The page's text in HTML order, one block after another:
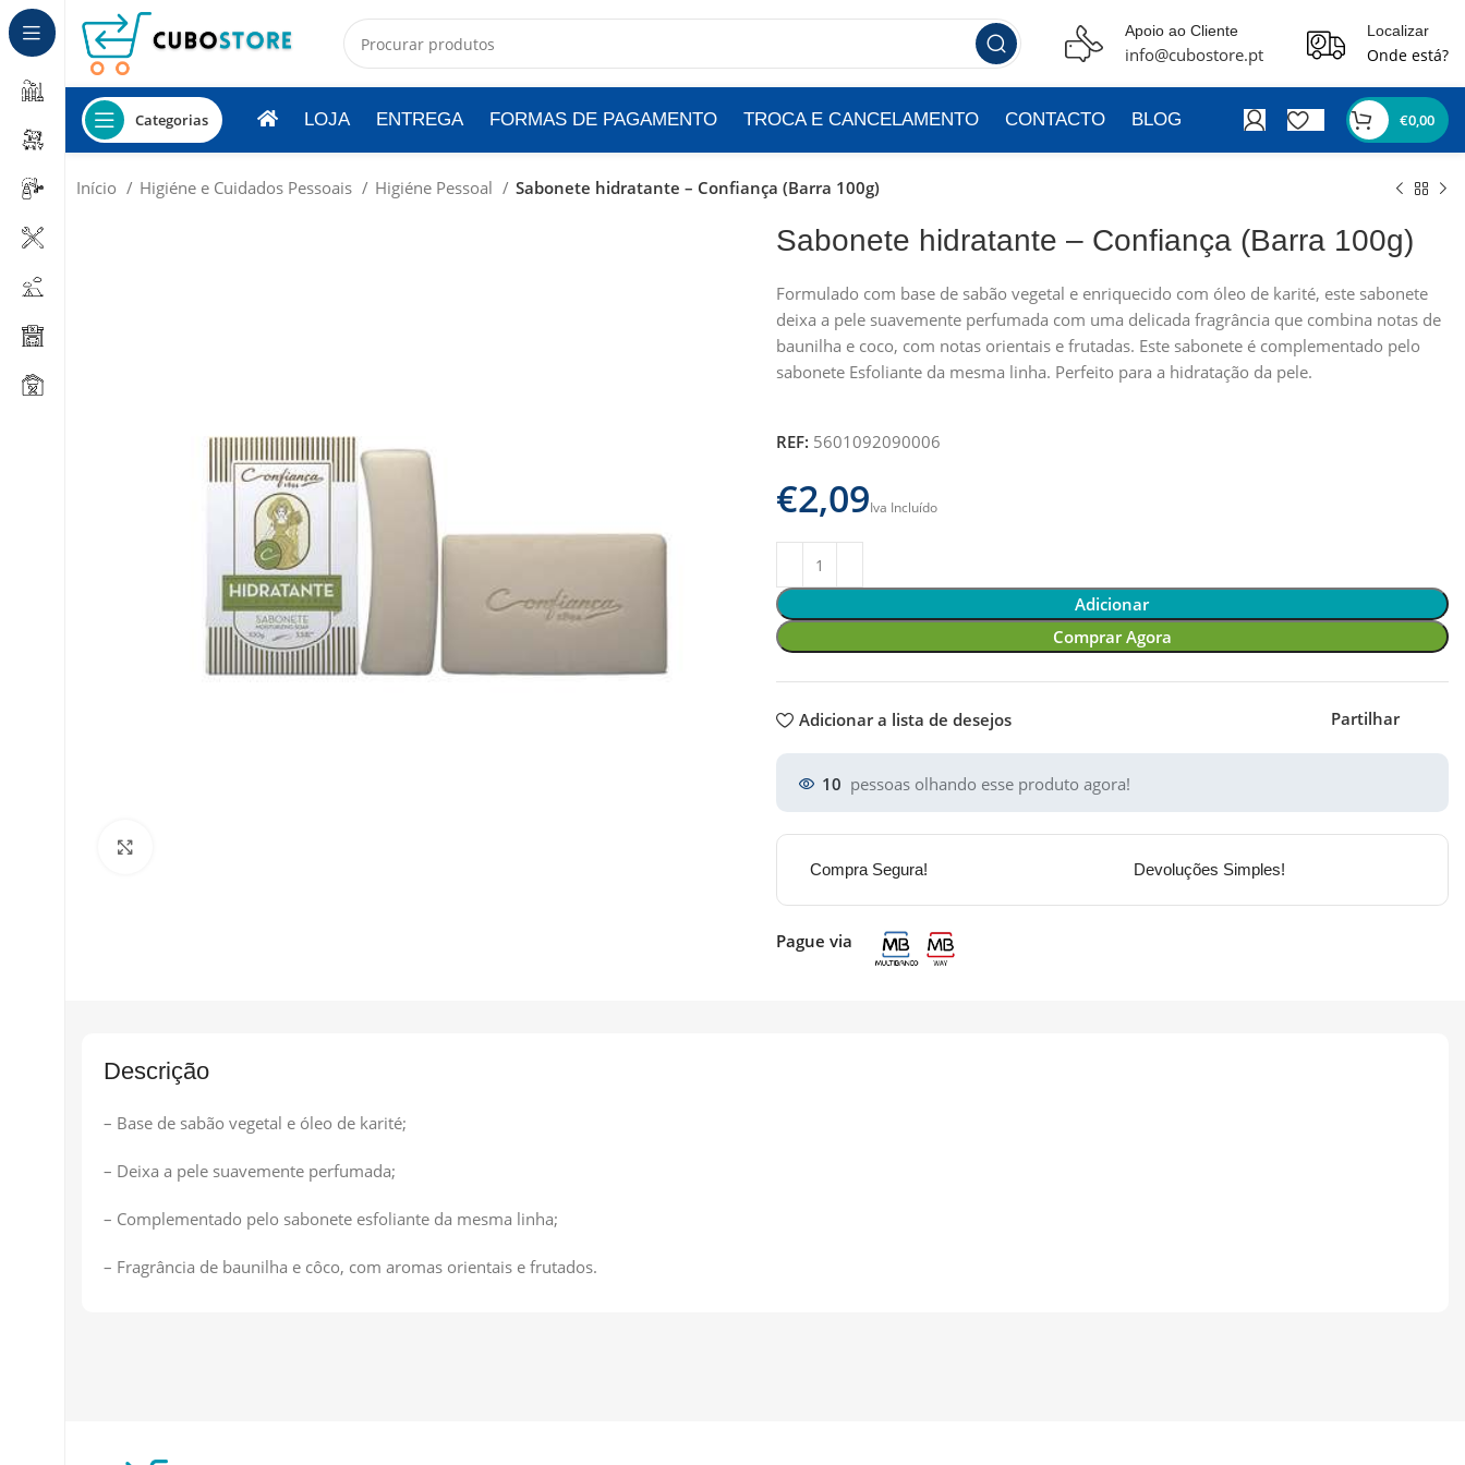
Apoio ao Cliente
info@cubostore.pt
Localizar
Onde está?
Categorias LOJA ENTREGA FORMAS DE PAGAMENTO TROCA E CANCELAMENTO CONTACTO BLOG €0,00
Início Higiéne e Cuidados Pessoais Higiéne Pessoal Sabonete hidratante – Confiança (Barra 100g)
Sabonete hidratante – Confiança (Barra 100g)
Formulado com base de sabão vegetal e enriquecido com óleo de karité, este sabonete
deixa a pele suavemente perfumada com uma delicada fragrância que combina notas de
baunilha e coco, com notas orientais e frutadas. Este sabonete é complementado pelo
sabonete Esfoliante da mesma linha. Perfeito para a hidratação da pele.
REF: 5601092090006
€
Adicionar
Comprar Agora
Adicionar a lista de desejos Partilhar
10 pessoas olhando esse produto agora!
Compra Segura! Devoluções Simples!
Pague via
Descrição
– Base de sabão vegetal e óleo de karité;
– Deixa a pele suavemente perfumada;
– Complementado pelo sabonete esfoliante da mesma linha;
– Fragrância de baunilha e côco, com aromas orientais e frutados.